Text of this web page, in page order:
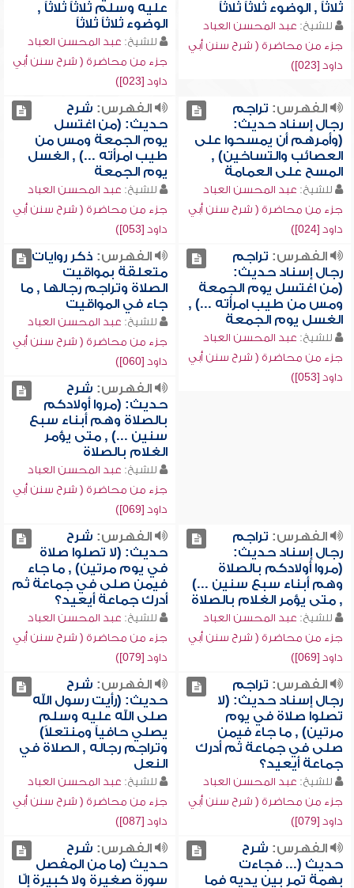
ثلاثاً , الوضوء ثلاثاً ثلاثاً
للشيخ: عبد المحسن العباد
جزء من محاضرة ( شرح سنن أبي
داود [023])
عليه وسلم ثلاثاً ثلاثاً ,
الوضوء ثلاثاً ثلاثاً
للشيخ: عبد المحسن العباد
جزء من محاضرة ( شرح سنن أبي
داود [023])
الفهرس: تراجم
رجال إسناد حديث:
(وأمرهم أن يمسحوا على
العصائب والتساخين) ,
المسح على العمامة
للشيخ: عبد المحسن العباد
جزء من محاضرة ( شرح سنن أبي
داود [024])
الفهرس: شرح
حديث: (من اغتسل
يوم الجمعة ومس من
طيب امرأته ...) , الغسل
يوم الجمعة
للشيخ: عبد المحسن العباد
جزء من محاضرة ( شرح سنن أبي
داود [053])
الفهرس: تراجم
رجال إسناد حديث:
(من اغتسل يوم الجمعة
ومس من طيب امرأته ...) ,
الغسل يوم الجمعة
للشيخ: عبد المحسن العباد
جزء من محاضرة ( شرح سنن أبي
داود [053])
الفهرس: ذكر روايات
متعلقة بمواقيت
الصلاة وتراجم رجالها , ما
جاء في المواقيت
للشيخ: عبد المحسن العباد
جزء من محاضرة ( شرح سنن أبي
داود [060])
الفهرس: شرح
حديث: (مروا أولادكم
بالصلاة وهم أبناء سبع
سنين ...) , متى يؤمر
الغلام بالصلاة
للشيخ: عبد المحسن العباد
جزء من محاضرة ( شرح سنن أبي
داود [069])
الفهرس: تراجم
رجال إسناد حديث:
(مروا أولادكم بالصلاة
وهم أبناء سبع سنين ...)
, متى يؤمر الغلام بالصلاة
للشيخ: عبد المحسن العباد
جزء من محاضرة ( شرح سنن أبي
داود [069])
الفهرس: شرح
حديث: (لا تصلوا صلاة
في يوم مرتين) , ما جاء
فيمن صلى في جماعة ثم
أدرك جماعة أيعيد؟
للشيخ: عبد المحسن العباد
جزء من محاضرة ( شرح سنن أبي
داود [079])
الفهرس: تراجم
رجال إسناد حديث: (لا
تصلوا صلاة في يوم
مرتين) , ما جاء فيمن
صلى في جماعة ثم أدرك
جماعة أيعيد؟
للشيخ: عبد المحسن العباد
جزء من محاضرة ( شرح سنن أبي
داود [079])
الفهرس: شرح
حديث: (رأيت رسول الله
صلى الله عليه وسلم
يصلي حافياً ومنتعلاً)
وتراجم رجاله , الصلاة في
النعل
للشيخ: عبد المحسن العباد
جزء من محاضرة ( شرح سنن أبي
داود [087])
الفهرس: شرح
حديث (... فجاءت
بهمة تمر بين يديه فما
الفهرس: شرح
حديث (ما من المفصل
سورة صغيرة ولا كبيرة إلّا